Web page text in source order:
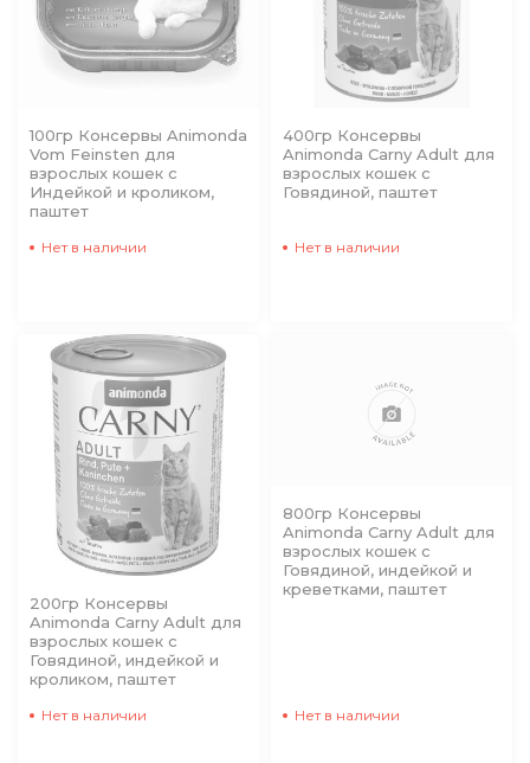
100гр Консервы Animonda
Vom Feinsten для
взрослых кошек с
Индейкой и кроликом,
паштет
Нет в наличии
400гр Консервы
Animonda Carny Adult для
взрослых кошек с
Говядиной, паштет
Нет в наличии
200гр Консервы
Animonda Carny Adult для
взрослых кошек с
Говядиной, индейкой и
кроликом, паштет
Нет в наличии
800гр Консервы
Animonda Carny Adult для
взрослых кошек с
Говядиной, индейкой и
креветками, паштет
Нет в наличии